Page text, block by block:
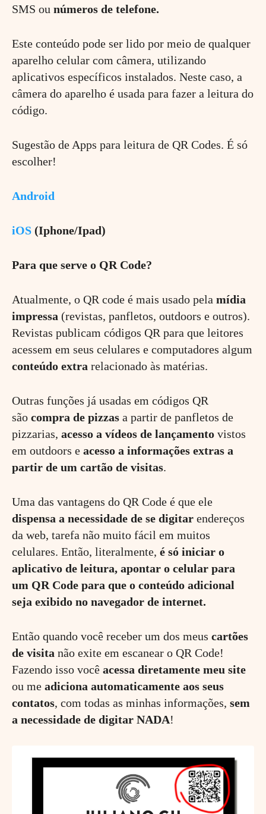
SMS ou números de telefone.
Este conteúdo pode ser lido por meio de qualquer
aparelho celular com câmera, utilizando
aplicativos específicos instalados. Neste caso, a
câmera do aparelho é usada para fazer a leitura do
código.
Sugestão de Apps para leitura de QR Codes. É só
escolher!
Android
iOS (Iphone/Ipad)
Para que serve o QR Code?
Atualmente, o QR code é mais usado pela mídia
impressa (revistas, panfletos, outdoors e outros).
Revistas publicam códigos QR para que leitores
acessem em seus celulares e computadores algum
conteúdo extra relacionado às matérias.
Outras funções já usadas em códigos QR
são compra de pizzas a partir de panfletos de
pizzarias, acesso a vídeos de lançamento vistos
em outdoors e acesso a informações extras a
partir de um cartão de visitas.
Uma das vantagens do QR Code é que ele
dispensa a necessidade de se digitar endereços
da web, tarefa não muito fácil em muitos
celulares. Então, literalmente, é só iniciar o
aplicativo de leitura, apontar o celular para
um QR Code para que o conteúdo adicional
seja exibido no navegador de internet.
Então quando você receber um dos meus cartões
de visita não exite em escanear o QR Code!
Fazendo isso você acessa diretamente meu site
ou me adiciona automaticamente aos seus
contatos, com todas as minhas informações, sem
a necessidade de digitar NADA!